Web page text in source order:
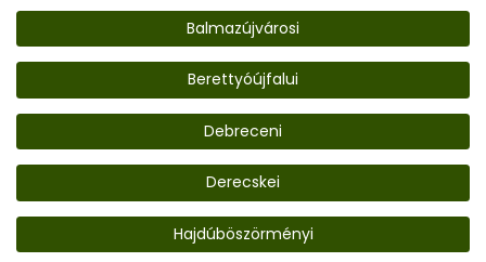
Balmazújvárosi
Berettyóújfalui
Debreceni
Derecskei
Hajdúböszörményi